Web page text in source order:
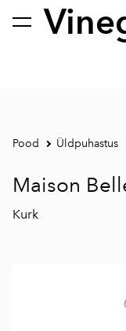
lisati ostukorvi.
Pood Üldpuhastus
Maison
Kurk